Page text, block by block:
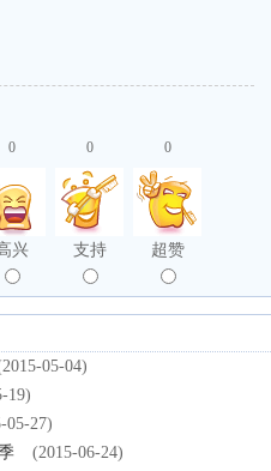
0
兴
0
支持
0
超赞
05-04)
19)
05-27)
(2015-06-24)